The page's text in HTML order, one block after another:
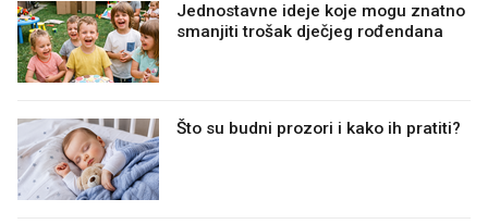
Jednostavne ideje koje mogu znatno
smanjiti trošak dječjeg rođendana
Što su budni prozori i kako ih pratiti?